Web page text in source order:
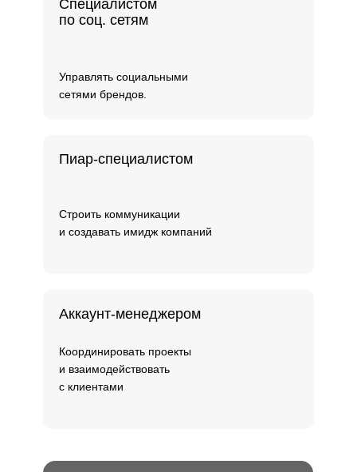
Специалистом
по соц. сетям
Управлять социальными
сетями брендов.
Координировать проекты
и взаимодействовать
с клиентами
Аккаунт-менеджером
Пиар-специалистом
Строить коммуникации
и создавать имидж компаний